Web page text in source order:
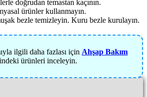
doğrudan temastan kaçının.
ürünler kullanmayın.
bezle temizleyin. Kuru bezle kurulayın.
ilgili daha fazlası için Ahşap Bakım
ürünleri inceleyin.